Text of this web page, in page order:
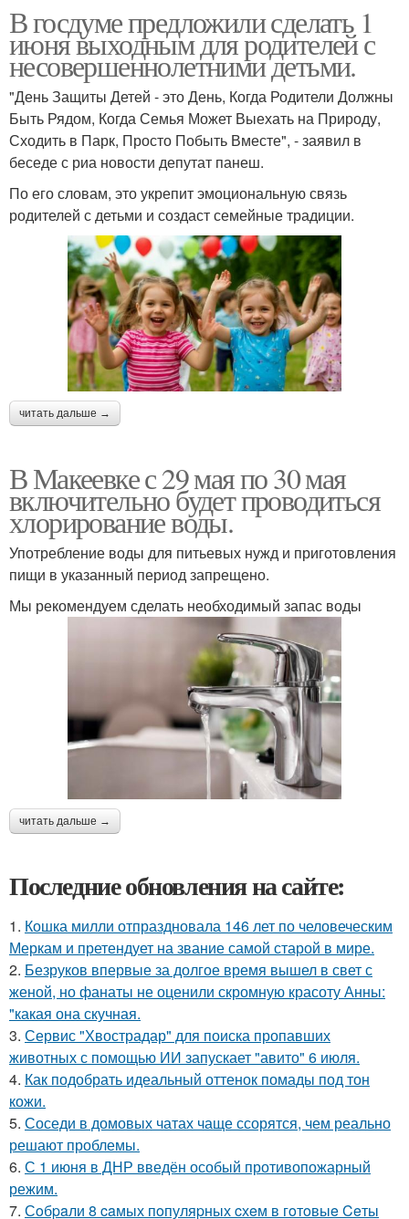
В госдуме предложили сделать 1
июня выходным для родителей с
несовершеннолетними детьми.
"День Защиты Детей - это День, Когда Родители Должны
Быть Рядом, Когда Семья Может Выехать на Природу,
Сходить в Парк, Просто Побыть Вместе", - заявил в
беседе с риа новости депутат панеш.
По его словам, это укрепит эмоциональную связь
родителей с детьми и создаст семейные традиции.
читать дальше →
В Макеевке с 29 мая по 30 мая
включительно будет проводиться
хлорирование воды.
Употребление воды для питьевых нужд и приготовления
пищи в указанный период запрещено.
Мы рекомендуем сделать необходимый запас воды
читать дальше →
Последние обновления на сайте:
1. Кошка милли отпраздновала 146 лет по человеческим
Меркам и претендует на звание самой старой в мире.
2. Безруков впервые за долгое время вышел в свет с
женой, но фанаты не оценили скромную красоту Анны:
"какая она скучная.
3. Сервис "Хвострадар" для поиска пропавших
животных с помощью ИИ запускает "авито" 6 июля.
4. Как подобрать идеальный оттенок помады под тон
кожи.
5. Соседи в домовых чатах чаще ссорятся, чем реально
решают проблемы.
6. С 1 июня в ДНР введён особый противопожарный
режим.
7. Сoбpaли 8 caмых пoпуляpных cхeм в гoтoвыe Ceты